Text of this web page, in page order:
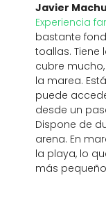
Javier
Experiencia
bastante
toallas. Tiene
cubre
la marea.
puede
desde un
Dispone de
arena. En
la playa, lo
más